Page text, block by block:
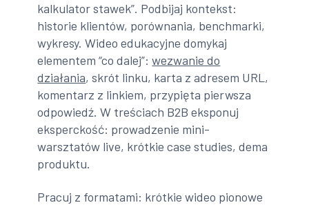
kalkulator stawek”. Podbijaj kontekst:
historie klientów, porównania, benchmarki,
wykresy. Wideo edukacyjne domykaj
elementem “co dalej”:wezwanie do
działania, skrót linku, karta z adresem URL,
komentarz z linkiem, przypięta pierwsza
odpowiedź. W treściach B2B eksponuj
eksperckość: prowadzenie mini-
warsztatów live, krótkie case studies, dema
produktu.
Pracuj z formatami: krótkie wideo pionowe